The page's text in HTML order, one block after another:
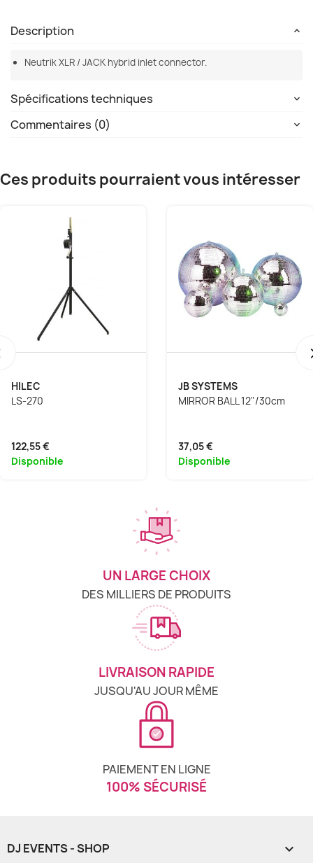
Description
Neutrik XLR / JACK hybrid inlet connector.
Spécifications techniques
Commentaires (0)
Ces produits pourraient vous intéresser
HILEC
LS-270
122,55 €
Disponible
JB SYSTEMS
MIRROR BALL 12"/30cm
37,05 €
Disponible
UN LARGE CHOIX
DES MILLIERS DE PRODUITS
LIVRAISON RAPIDE
JUSQU'AU JOUR MÊME
PAIEMENT EN LIGNE
100% SÉCURISÉ
DJ EVENTS - SHOP 